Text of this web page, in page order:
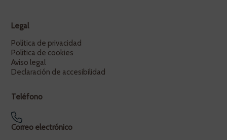
Legal
Política de privacidad
Política de cookies
Aviso legal
Declaración de accesibilidad
Teléfono
Correo electrónico